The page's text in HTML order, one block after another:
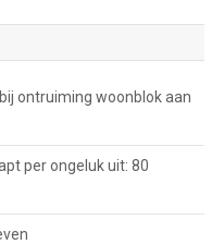
ontruiming woonblok aan
per ongeluk uit: 80